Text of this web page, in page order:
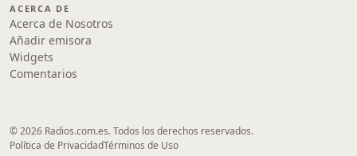
ACERCA DE
Acerca de Nosotros
Añadir emisora
Widgets
Comentarios
© 2026 Radios.com.es. Todos los derechos reservados.
Política de PrivacidadTérminos de Uso